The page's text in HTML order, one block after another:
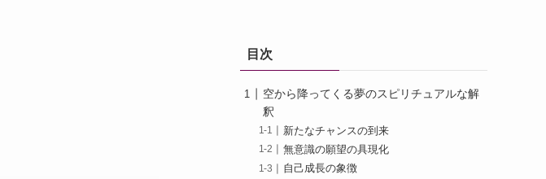
目次
空から降ってくる夢のスピリチュアルな解
釈
新たなチャンスの到来
無意識の願望の具現化
自己成長の象徴